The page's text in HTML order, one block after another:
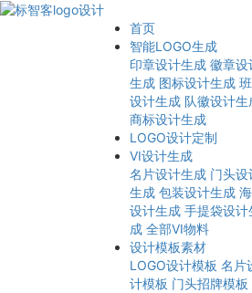
首页
智能LOGO生成
印章设计生成 徽章设
生成 图标设计生成
设计生成 队徽设计生
商标设计生成
LOGO设计定制
VI设计生成
名片设计生成 门头设
生成 包装设计生成
设计生成 手提袋设计
成 全部VI物料
设计模板素材
LOGO设计模板 名片
计模板 门头招牌模板